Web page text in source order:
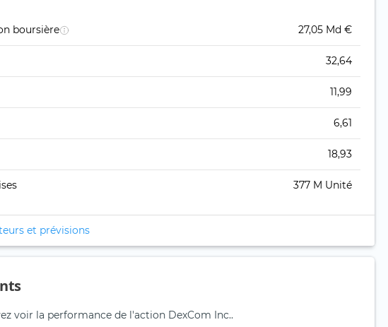
boursière 27,05 Md €
32,64
11,99
6,61
18,93
377 M Unité
et prévisions
voir la performance de l'action DexCom Inc..